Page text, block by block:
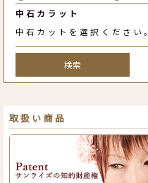
中石カラット
中石カットを選択ください
検索
取扱い商品